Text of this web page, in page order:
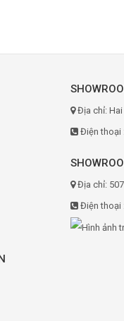
Địa chỉ: Hai
Điện thoại
Địa chỉ: 507
Điện thoại